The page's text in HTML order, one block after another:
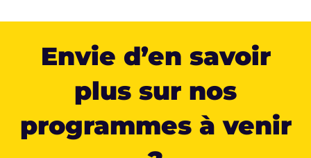
Envie d’en savoir
plus sur nos
programmes à venir